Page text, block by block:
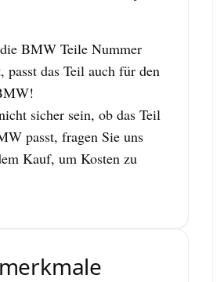
BMW Teile Nummer
passt das Teil auch für den
sicher sein, ob das Teil
passt, fragen Sie uns
Kauf, um Kosten zu